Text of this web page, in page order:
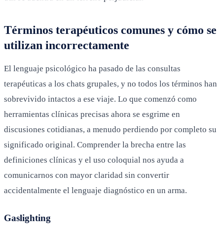
Términos terapéuticos comunes y cómo se
utilizan incorrectamente
El lenguaje psicológico ha pasado de las consultas
terapéuticas a los chats grupales, y no todos los términos han
sobrevivido intactos a ese viaje. Lo que comenzó como
herramientas clínicas precisas ahora se esgrime en
discusiones cotidianas, a menudo perdiendo por completo su
significado original. Comprender la brecha entre las
definiciones clínicas y el uso coloquial nos ayuda a
comunicarnos con mayor claridad sin convertir
accidentalmente el lenguaje diagnóstico en un arma.
Gaslighting